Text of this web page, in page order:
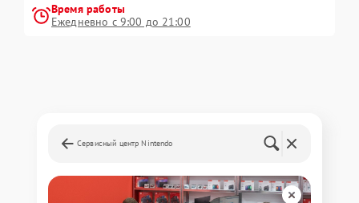
Время работы
Ежедневно с 9:00 до 21:00
Сервисный центр Nintendo